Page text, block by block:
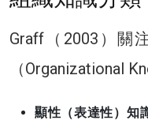
Graff（2003）關
（Organizational
顯性（表達性）知